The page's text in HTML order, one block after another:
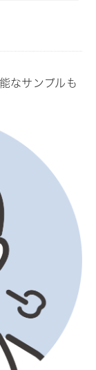
なサンプルも